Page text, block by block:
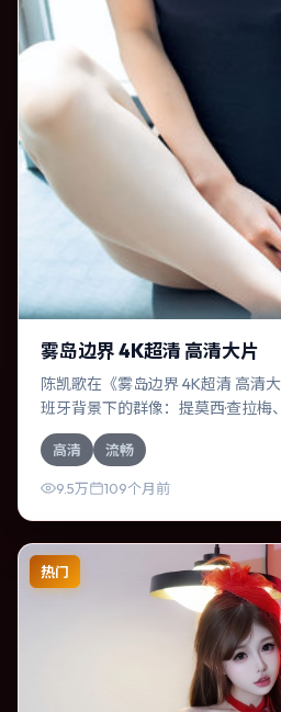
雾岛边界 4K超清 高清大片
陈凯歌在《雾岛边界 4K超清 高清
班牙背景下的群像：提莫西·查拉
富。作为一部爱情作品，故事从日
可逆转的结局；视听语言统一，情
高清 流畅
9.5万 109个月前
热门